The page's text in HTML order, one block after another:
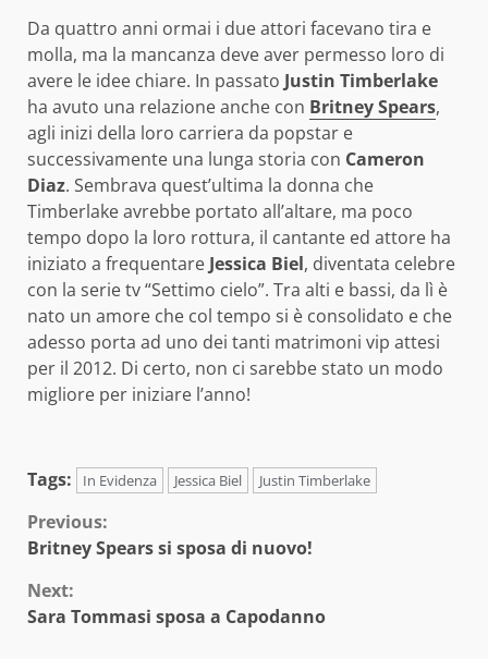
Da quattro anni ormai i due attori facevano tira e
molla, ma la mancanza deve aver permesso loro di
avere le idee chiare. In passato Justin Timberlake
ha avuto una relazione anche con Britney Spears,
agli inizi della loro carriera da popstar e
successivamente una lunga storia con Cameron
Diaz. Sembrava quest’ultima la donna che
Timberlake avrebbe portato all’altare, ma poco
tempo dopo la loro rottura, il cantante ed attore ha
iniziato a frequentare Jessica Biel, diventata celebre
con la serie tv “Settimo cielo”. Tra alti e bassi, da lì è
nato un amore che col tempo si è consolidato e che
adesso porta ad uno dei tanti matrimoni vip attesi
per il 2012. Di certo, non ci sarebbe stato un modo
migliore per iniziare l’anno!
Tags: In Evidenza Jessica Biel Justin Timberlake
Continue
Reading
Previous:
Britney Spears si sposa di nuovo!
Next:
Sara Tommasi sposa a Capodanno